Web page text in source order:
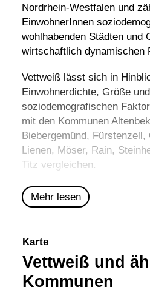
Nordrhein-Westfalen und
EinwohnerInnen
wohlhabenden Städten und
wirtschaftlich dynamischen
Vettweiß lässt sich in
Einwohnerdichte, Größe
soziodemografischen
mit den Kommunen
Biebergemünd, Fürstenzell ,
Lienen, Möser, Rain,
Titz vergleichen.
Mehr lesen
Karte
Vettweiß und
Kommunen